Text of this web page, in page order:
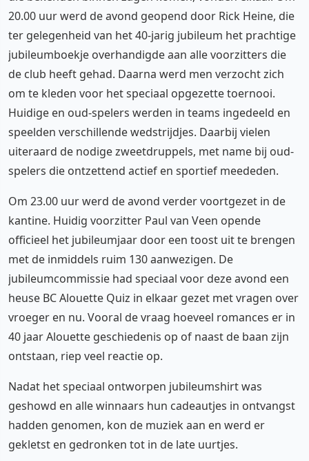
20.00 uur werd de avond geopend door Rick Heine, die
ter gelegenheid van het 40-jarig jubileum het prachtige
jubileumboekje overhandigde aan alle voorzitters die
de club heeft gehad. Daarna werd men verzocht zich
om te kleden voor het speciaal opgezette toernooi.
Huidige en oud-spelers werden in teams ingedeeld en
speelden verschillende wedstrijdjes. Daarbij vielen
uiteraard de nodige zweetdruppels, met name bij oud-
spelers die ontzettend actief en sportief meededen.
Om 23.00 uur werd de avond verder voortgezet in de
kantine. Huidig voorzitter Paul van Veen opende
officieel het jubileumjaar door een toost uit te brengen
met de inmiddels ruim 130 aanwezigen. De
jubileumcommissie had speciaal voor deze avond een
heuse BC Alouette Quiz in elkaar gezet met vragen over
vroeger en nu. Vooral de vraag hoeveel romances er in
40 jaar Alouette geschiedenis op of naast de baan zijn
ontstaan, riep veel reactie op.
Nadat het speciaal ontworpen jubileumshirt was
geshowd en alle winnaars hun cadeautjes in ontvangst
hadden genomen, kon de muziek aan en werd er
gekletst en gedronken tot in de late uurtjes.